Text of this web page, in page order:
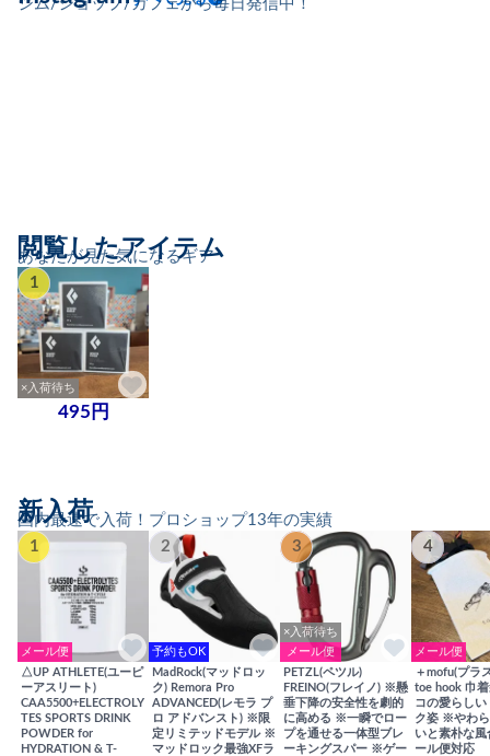
ジム/ショップ/カフェから毎日発信中！
あなたが見た気になるギア
閲覧したアイテム
1
×入荷待ち
495円
国内最速で入荷！プロショップ13年の実績
新入荷
1
メール便
△UP ATHLETE(ユーピ
ーアスリート)
CAA5500+ELECTROLY
TES SPORTS DRINK
POWDER for
HYDRATION & T-
2
予約もOK
MadRock(マッドロッ
ク) Remora Pro
ADVANCED(レモラ プ
ロ アドバンスト) ※限
定リミテッドモデル ※
マッドロック最強XFラ
3
×入荷待ち
メール便
PETZL(ペツル)
FREINO(フレイノ) ※懸
垂下降の安全性を劇的
に高める ※一瞬でロー
プを通せる一体型ブレ
ーキングスパー ※ゲー
4
メール便
＋mofu(プラ
toe hook 巾
コの愛らしい
ク姿 ※やわ
いと素朴な
ール便対応